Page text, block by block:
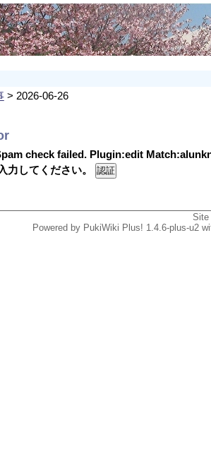
> 2026-06-26
check failed. Plugin:edit
力してください。
Powered by PukiWiki Plus! 1.4.6-plus-u2